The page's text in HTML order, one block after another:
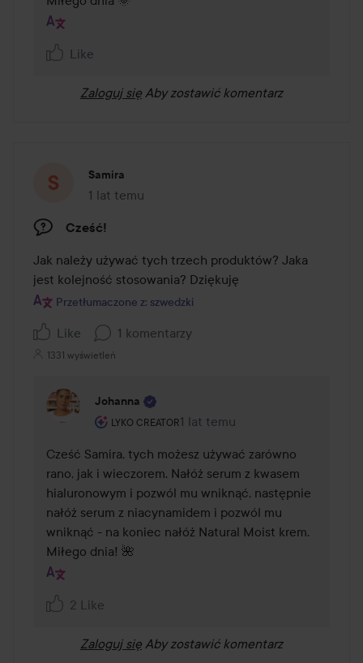
Like
Zaloguj się Aby zostawić komentarz
Samira
1 lat temu
Post został utworzony 1 lat temu
Cześć!
Jak należy używać tych trzech produktów? Jaka
jest kolejność stosowania? Dziękuję
Przetłumaczone z: szwedzki
Like 1 komentarzy
1331 wyświetleń
Johanna
LYKO CREATOR
Rola użytkownika: Lyko Creator.
1 lat temu
Komentarz został dodany 1 lat
Cześć Samira, tych możesz używać zarówno
rano, jak i wieczorem. Nałóż serum z kwasem
hialuronowym i pozwól mu wniknąć, następnie
nałóż serum z niacynamidem i pozwól mu
wniknąć - na koniec nałóż Natural Moist krem.
Miłego dnia! 🌺
2 Like
Zaloguj się Aby zostawić komentarz